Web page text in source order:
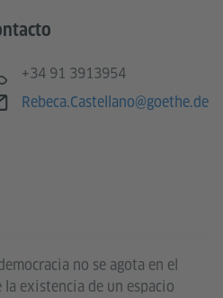
no se agota en el
existencia de un espacio
Teléfono
+34 91 3913954
Correo electrónico
Rebeca.Castellano@goethe.de